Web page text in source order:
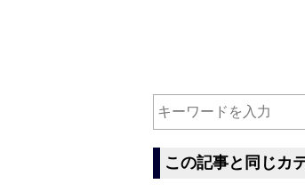
この記事と同じカ